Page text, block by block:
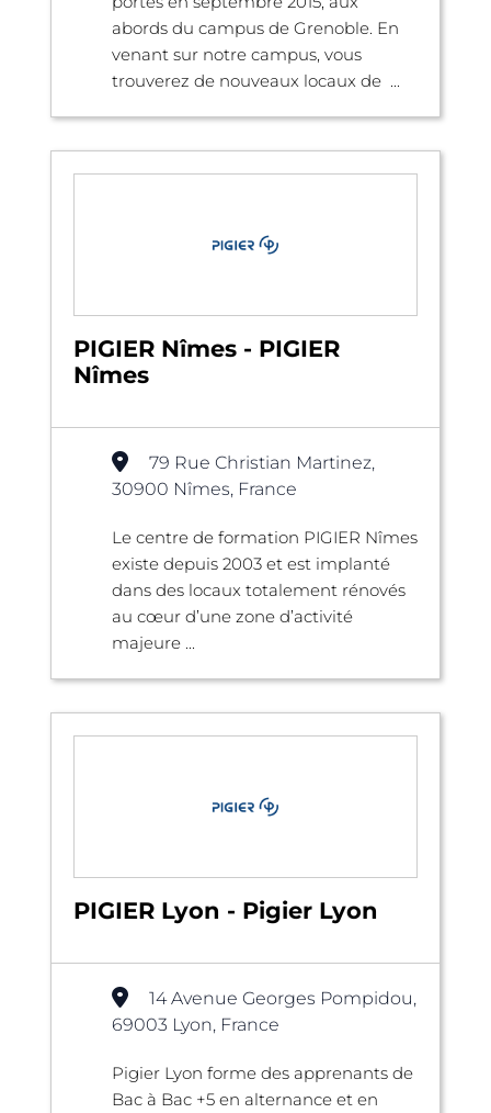
abords du campus de Grenoble. En
venant sur notre campus, vous
trouverez de nouveaux locaux de ...
PIGIER Nîmes - PIGIER
Nîmes
79 Rue Christian Martinez,
30900 Nîmes, France
Le centre de formation PIGIER Nîmes
existe depuis 2003 et est implanté
dans des locaux totalement rénovés
au cœur d’une zone d’activité
majeure ...
PIGIER Lyon - Pigier Lyon
14 Avenue Georges Pompidou,
69003 Lyon, France
Pigier Lyon forme des apprenants de
Bac à Bac +5 en alternance et en